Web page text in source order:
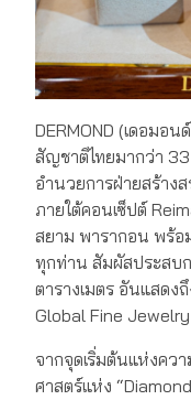
DERMOND (เดอมอ
สัญชาติไทยมากว่า
อำนวยการฝ่ายสร้าง
ภายใต้คอนเซ็ปต์
สยาม พารากอน พร้อ
ทุกท่าน สัมผัสประสบ
ตารางเมตร อันแสด
Global Fine
จากจุดเริ่มต้นแห่งควา
ศาสตร์แห่ง